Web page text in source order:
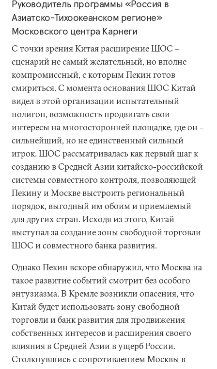
Руководитель программы «Россия в
Азиатско-Тихоокеанском регионе»
Московского центра Карнеги
С точки зрения Китая расширение ШОС –
сценарий не самый желательный, но вполне
компромиссный, с которым Пекин готов
смириться. С момента основания ШОС Китай
видел в этой организации испытательный
полигон, возможность продвигать свои
интересы на многосторонней площадке, где он –
сильнейший, но не единственный сильный
игрок. ШОС рассматривалась как первый шаг к
созданию в Средней Азии китайско-российской
системы совместного контроля, позволяющей
Пекину и Москве выстроить региональный
порядок, выгодный им обоим и приемлемый
для других стран. Исходя из этого, Китай
выступал за создание зоны свободной торговли
ШОС и совместного банка развития.
Однако Пекин вскоре обнаружил, что Москва на
такое развитие событий смотрит без особого
энтузиазма. В Кремле возникли опасения, что
Китай будет использовать зону свободной
торговли и банк развития для продвижения
собственных интересов и расширения своего
влияния в Средней Азии в ущерб России.
Столкнувшись с сопротивлением Москвы в